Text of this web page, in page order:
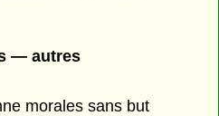
— autres
morales sans but